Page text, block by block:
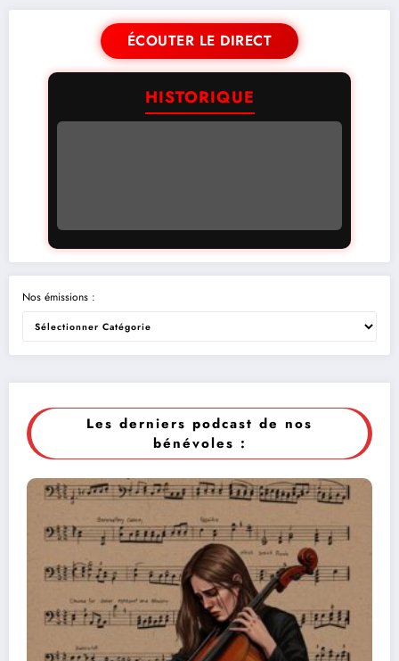
ÉCOUTER LE DIRECT
HISTORIQUE
Nos émissions :
Les derniers podcast de nos
bénévoles :